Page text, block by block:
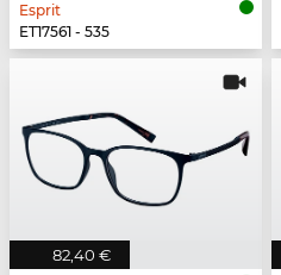
Esprit
ET17561 - 535
82,40 €